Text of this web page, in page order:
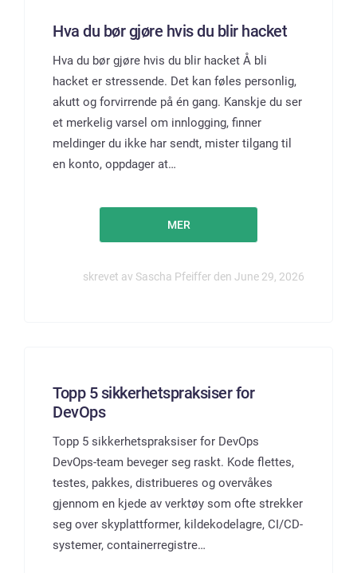
Hva du bør gjøre hvis du blir hacket
Hva du bør gjøre hvis du blir hacket Å bli
hacket er stressende. Det kan føles personlig,
akutt og forvirrende på én gang. Kanskje du ser
et merkelig varsel om innlogging, finner
meldinger du ikke har sendt, mister tilgang til
en konto, oppdager at…
MER
skrevet av Sascha Pfeiffer den June 29, 2026
Topp 5 sikkerhetspraksiser for
DevOps
Topp 5 sikkerhetspraksiser for DevOps
DevOps-team beveger seg raskt. Kode flettes,
testes, pakkes, distribueres og overvåkes
gjennom en kjede av verktøy som ofte strekker
seg over skyplattformer, kildekodelagre, CI/CD-
systemer, containerregistre…